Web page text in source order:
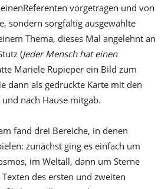
vorgetragen und von
sondern sorgfältig ausgewählte
Thema, dieses Mal angelehnt an
(Jeder Mensch hat einen
Mariele Rupieper ein Bild zum
dann als gedruckte Karte mit den
nach Hause mitgab.
fand drei Bereiche, in denen
zunächst ging es einfach um
im Weltall, dann um Sterne
des ersten und zweiten